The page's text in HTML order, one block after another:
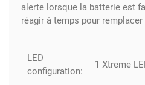
alerte lorsque la batterie est
réagir à temps pour
LED
configuration:
1 Xtreme